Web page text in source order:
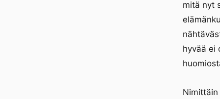
mitä nyt
hyvää ei
Nimittäin